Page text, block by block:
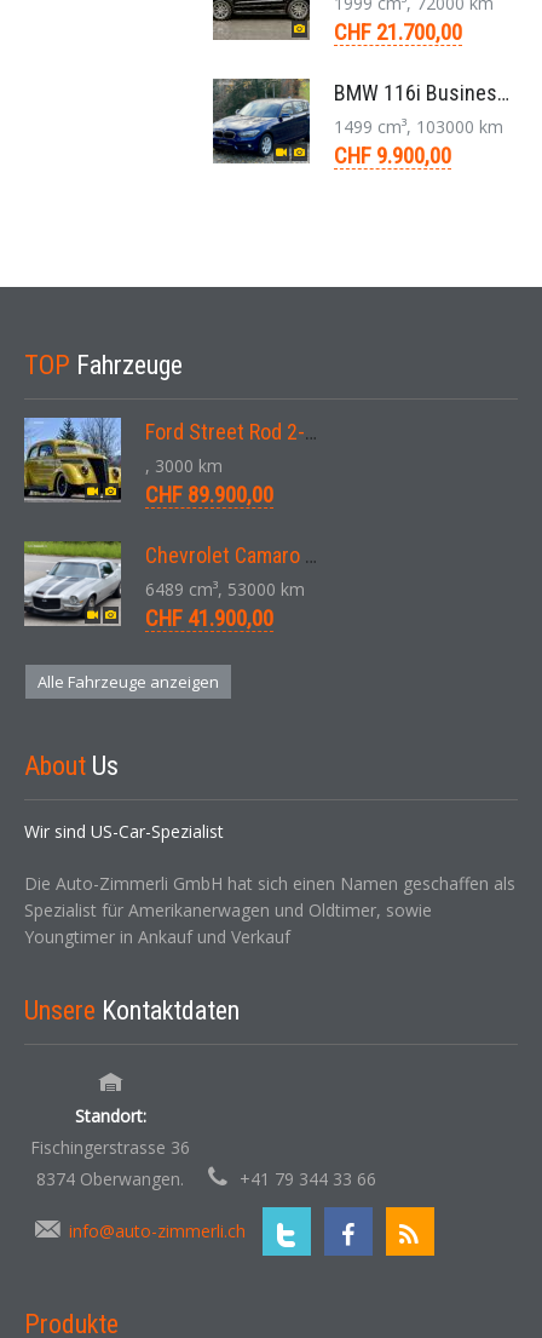
CHF 21.700,00
BMW 116i Business 1er F20 Limousine 1.5 6-Gang 2016
1499 cm³, 103000 km
CHF 9.900,00
TOP Fahrzeuge
Ford Street Rod 2-Door V8 Aut. 1937
, 3000 km
CHF 89.900,00
Chevrolet Camaro SS 396 LS3 Coupe Aut. 1971
6489 cm³, 53000 km
CHF 41.900,00
Alle Fahrzeuge anzeigen
About Us
Wir sind US-Car-Spezialist
Die Auto-Zimmerli GmbH hat sich einen Namen geschaffen als
Spezialist für Amerikanerwagen und Oldtimer, sowie
Youngtimer in Ankauf und Verkauf
Unsere Kontaktdaten
Standort:
Fischingerstrasse 36
8374 Oberwangen.
+41 79 344 33 66
info@auto-zimmerli.ch
Produkte